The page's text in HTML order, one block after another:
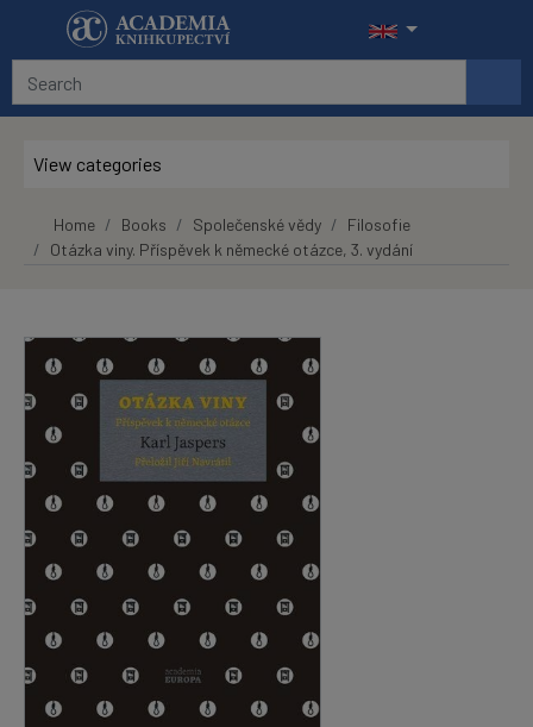
Skip to main content
View categories
Home Books Společenské vědy
Filosofie
Otázka viny. Příspěvek k německé otázce, 3. vydání